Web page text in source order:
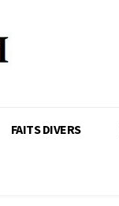
FAITS DIVERS